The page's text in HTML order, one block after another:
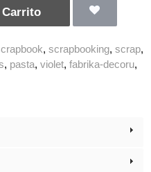
scrapbooking scrap
pasta violet fabrika-decoru